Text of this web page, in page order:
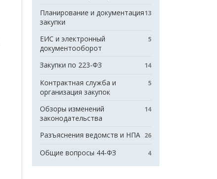
Планирование и документация
закупки
13
ЕИС и электронный
документооборот
5
Закупки по 223-ФЗ 14
Контрактная служба и
организация закупок
5
Обзоры изменений
законодательства
14
Разъяснения ведомств и НПА 26
Общие вопросы 44-ФЗ 4